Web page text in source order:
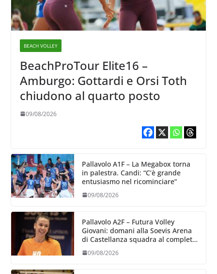
BEACH VOLLEY
BeachProTour Elite16 –
Amburgo: Gottardi e Orsi Toth
chiudono al quarto posto
09/08/2026
Pallavolo A1F – La Megabox torna
in palestra. Candi: “C’è grande
entusiasmo nel ricominciare”
09/08/2026
Pallavolo A2F – Futura Volley
Giovani: domani alla Soevis Arena
di Castellanza squadra al completo
al raduno
09/08/2026